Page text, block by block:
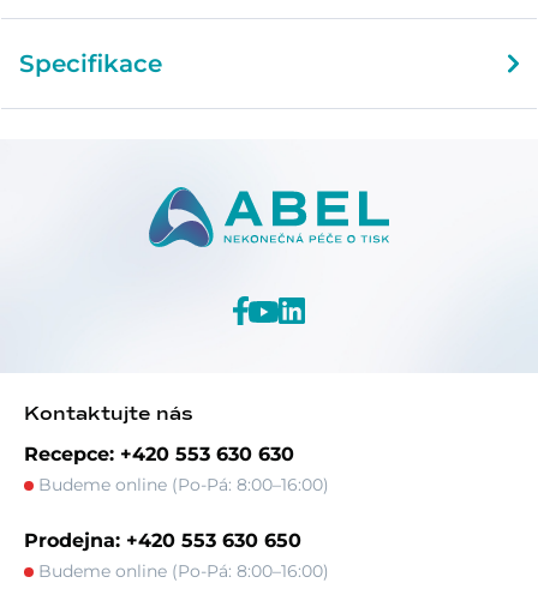
Specifikace
Kontaktujte nás
Recepce: +420 553 630 630
Budeme online (Po-Pá: 8:00–16:00)
Prodejna: +420 553 630 650
Budeme online (Po-Pá: 8:00–16:00)